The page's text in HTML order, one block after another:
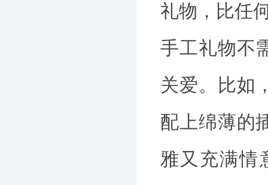
礼物，比任
手工礼物不
关爱。比如
配上绵薄的
雅又充满情